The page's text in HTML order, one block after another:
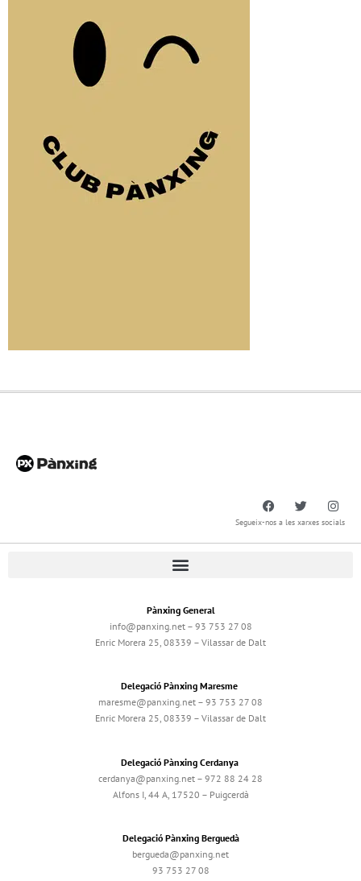
Segueix-nos a les xarxes socials
Pànxing General
info@panxing.net – 93 753 27 08
Enric Morera 25, 08339 – Vilassar de Dalt
Delegació Pànxing Maresme
maresme@panxing.net – 93 753 27 08
Enric Morera 25, 08339 – Vilassar de Dalt
Delegació Pànxing Cerdanya
cerdanya@panxing.net – 972 88 24 28
Alfons I, 44 A, 17520 – Puigcerdà
Delegació Pànxing Berguedà
bergueda@panxing.net
93 753 27 08